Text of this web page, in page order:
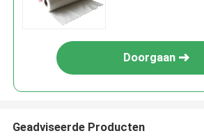
Doorgaan
Geadviseerde Producten